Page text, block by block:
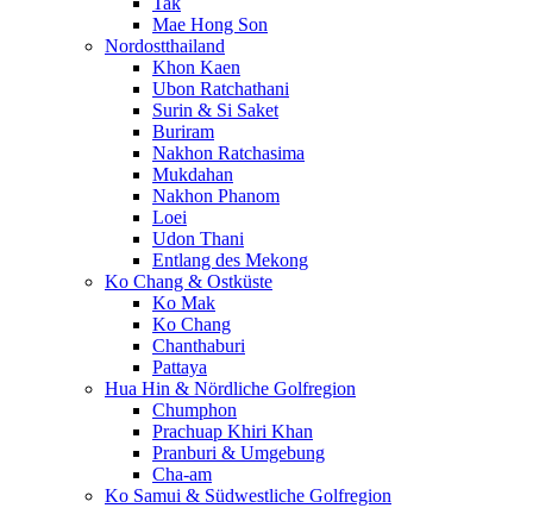
Mae Hong Son
Nordostthailand
Khon Kaen
Ubon Ratchathani
Surin & Si Saket
Buriram
Nakhon Ratchasima
Mukdahan
Nakhon Phanom
Loei
Udon Thani
Entlang des Mekong
Ko Chang & Ostküste
Ko Mak
Ko Chang
Chanthaburi
Pattaya
Hua Hin & Nördliche Golfregion
Chumphon
Prachuap Khiri Khan
Pranburi & Umgebung
Cha-am
Ko Samui & Südwestliche Golfregion